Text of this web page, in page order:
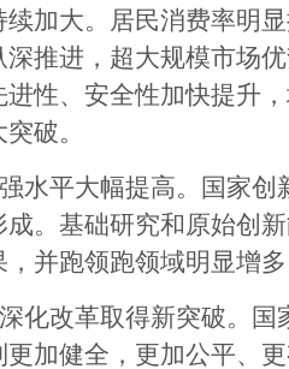
加大。居民消费率明
深推进，超大规模市场
性、安全性加快提升
破。
平大幅提高。国家创
。基础研究和原始创
并跑领跑领域明显增
改革取得新突破。国
加健全，更加公平、